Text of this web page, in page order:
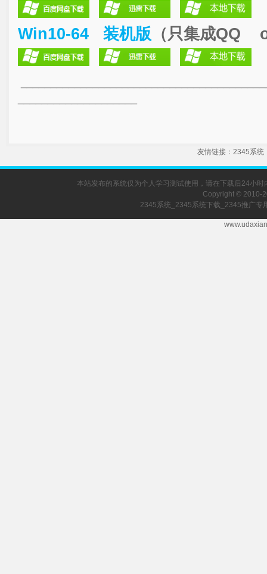
Win10-64 装机版 （只集成QQ
友情链接 ：2345系统
本站发布的系统仅为个人学习测试使用，请在下载后24小
Copyright © 2010-
2345系统_2345系统下载_2345推广专